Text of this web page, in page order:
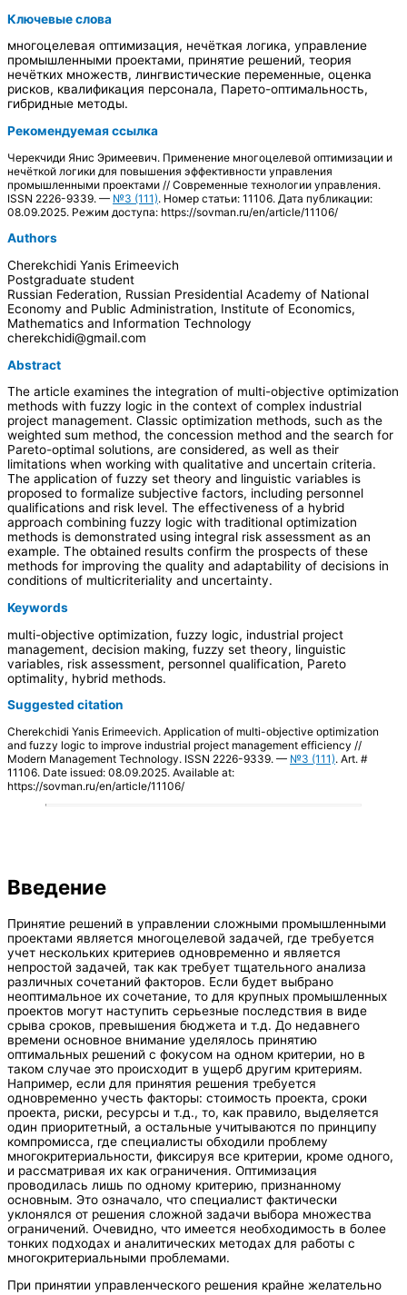
Ключевые слова
многоцелевая оптимизация, нечёткая логика, управление
промышленными проектами, принятие решений, теория
нечётких множеств, лингвистические переменные, оценка
рисков, квалификация персонала, Парето-оптимальность,
гибридные методы.
Рекомендуемая ссылка
Черекчиди Янис Эримеевич. Применение многоцелевой оптимизации и
нечёткой логики для повышения эффективности управления
промышленными проектами // Современные технологии управления.
ISSN 2226-9339. — №3 (111). Номер статьи: 11106. Дата публикации:
08.09.2025. Режим доступа: https://sovman.ru/en/article/11106/
Authors
Cherekchidi Yanis Erimeevich
Postgraduate student
Russian Federation, Russian Presidential Academy of National
Economy and Public Administration, Institute of Economics,
Mathematics and Information Technology
cherekchidi@gmail.com
Abstract
The article examines the integration of multi-objective optimization
methods with fuzzy logic in the context of complex industrial
project management. Classic optimization methods, such as the
weighted sum method, the concession method and the search for
Pareto-optimal solutions, are considered, as well as their
limitations when working with qualitative and uncertain criteria.
The application of fuzzy set theory and linguistic variables is
proposed to formalize subjective factors, including personnel
qualifications and risk level. The effectiveness of a hybrid
approach combining fuzzy logic with traditional optimization
methods is demonstrated using integral risk assessment as an
example. The obtained results confirm the prospects of these
methods for improving the quality and adaptability of decisions in
conditions of multicriteriality and uncertainty.
Keywords
multi-objective optimization, fuzzy logic, industrial project
management, decision making, fuzzy set theory, linguistic
variables, risk assessment, personnel qualification, Pareto
optimality, hybrid methods.
Suggested citation
Cherekchidi Yanis Erimeevich. Application of multi-objective optimization
and fuzzy logic to improve industrial project management efficiency //
Modern Management Technology. ISSN 2226-9339. — №3 (111). Art. #
11106. Date issued: 08.09.2025. Available at:
https://sovman.ru/en/article/11106/
Введение
Принятие решений в управлении сложными промышленными
проектами является многоцелевой задачей, где требуется
учет нескольких критериев одновременно и является
непростой задачей, так как требует тщательного анализа
различных сочетаний факторов. Если будет выбрано
неоптимальное их сочетание, то для крупных промышленных
проектов могут наступить серьезные последствия в виде
срыва сроков, превышения бюджета и т.д. До недавнего
времени основное внимание уделялось принятию
оптимальных решений с фокусом на одном критерии, но в
таком случае это происходит в ущерб другим критериям.
Например, если для принятия решения требуется
одновременно учесть факторы: стоимость проекта, сроки
проекта, риски, ресурсы и т.д., то, как правило, выделяется
один приоритетный, а остальные учитываются по принципу
компромисса, где специалисты обходили проблему
многокритериальности, фиксируя все критерии, кроме одного,
и рассматривая их как ограничения. Оптимизация
проводилась лишь по одному критерию, признанному
основным. Это означало, что специалист фактически
уклонялся от решения сложной задачи выбора множества
ограничений. Очевидно, что имеется необходимость в более
тонких подходах и аналитических методах для работы с
многокритериальными проблемами.
При принятии управленческого решения крайне желательно